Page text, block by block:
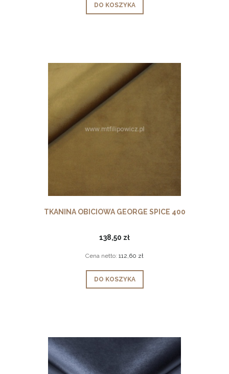
DO KOSZYKA
TKANINA OBICIOWA GEORGE SPICE 400
138,50 zł
Cena netto: 112,60 zł
DO KOSZYKA